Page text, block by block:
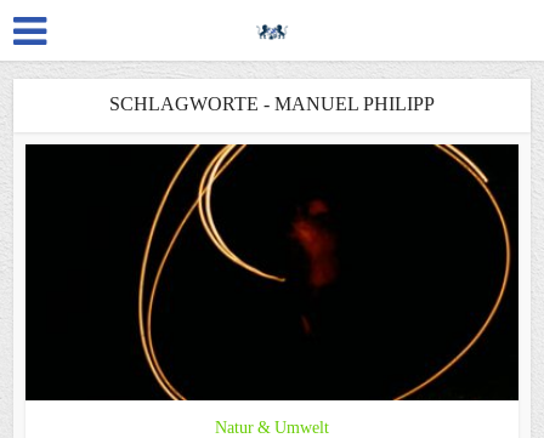
SCHLAGWORTE - MANUEL PHILIPP
Natur & Umwelt